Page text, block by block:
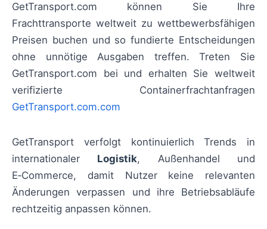
GetTransport.com können Sie Ihre
Frachttransporte weltweit zu wettbewerbsfähigen
Preisen buchen und so fundierte Entscheidungen
ohne unnötige Ausgaben treffen. Treten Sie
GetTransport.com bei und erhalten Sie weltweit
verifizierte Containerfrachtanfragen
GetTransport.com.com
GetTransport verfolgt kontinuierlich Trends in
internationaler Logistik, Außenhandel und
E‑Commerce, damit Nutzer keine relevanten
Änderungen verpassen und ihre Betriebsabläufe
rechtzeitig anpassen können.